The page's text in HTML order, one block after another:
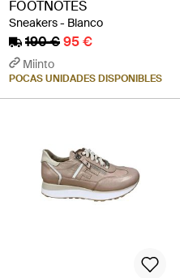
FOOTNOTES
Sneakers - Blanco
190 €95 €
Miinto
POCAS UNIDADES DISPONIBLES